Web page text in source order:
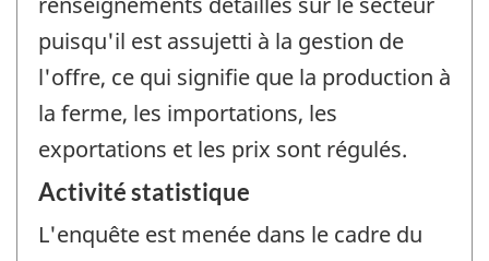
puisqu'il est assujetti à la gestion de
l'offre, ce qui signifie que la production à
la ferme, les importations, les
exportations et les prix sont régulés.
Activité statistique
L'enquête est menée dans le cadre du